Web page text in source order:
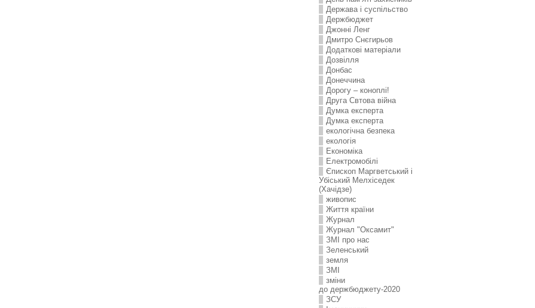
Держава і суспільство
Держбюджет
Джонні Ленг
Дмитро Снєгирьов
Додаткові матеріали
Дозвілля
Донбас
Донеччина
Дорогу – коноплі!
Друга Свтова війна
Думка експерта
Думка експерта
екологічна безпека
екологія
Економіка
Електромобілі
Єпископ Маргветський і
Убіський Мелхіседек
(Хачідзе)
живопис
Життя країни
Журнал
Журнал "Оксамит"
ЗMI про нас
Зеленський
земля
ЗМІ
зміни
до держбюджету-2020
ЗСУ